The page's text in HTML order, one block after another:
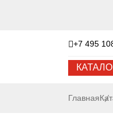
+7 495
Главная